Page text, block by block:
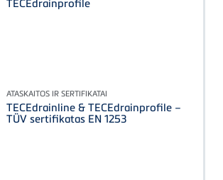
ATASKAITOS IR SERTIFIKATAI
TECEdrainline & TECEdrainprofile –
TÜV sertifikatas EN 1253